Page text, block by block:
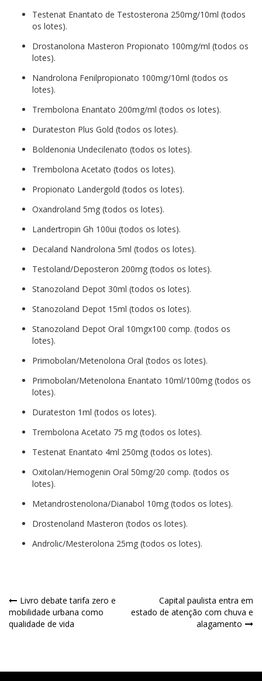
Testenat Enantato de Testosterona 250mg/10ml (todos
os lotes).
Drostanolona Masteron Propionato 100mg/ml (todos os
lotes).
Nandrolona Fenilpropionato 100mg/10ml (todos os
lotes).
Trembolona Enantato 200mg/ml (todos os lotes).
Durateston Plus Gold (todos os lotes).
Boldenonia Undecilenato (todos os lotes).
Trembolona Acetato (todos os lotes).
Propionato Landergold (todos os lotes).
Oxandroland 5mg (todos os lotes).
Landertropin Gh 100ui (todos os lotes).
Decaland Nandrolona 5ml (todos os lotes).
Testoland/Deposteron 200mg (todos os lotes).
Stanozoland Depot 30ml (todos os lotes).
Stanozoland Depot 15ml (todos os lotes).
Stanozoland Depot Oral 10mgx100 comp. (todos os
lotes).
Primobolan/Metenolona Oral (todos os lotes).
Primobolan/Metenolona Enantato 10ml/100mg (todos os
lotes).
Durateston 1ml (todos os lotes).
Trembolona Acetato 75 mg (todos os lotes).
Testenat Enantato 4ml 250mg (todos os lotes).
Oxitolan/Hemogenin Oral 50mg/20 comp. (todos os
lotes).
Metandrostenolona/Dianabol 10mg (todos os lotes).
Drostenoland Masteron (todos os lotes).
Androlic/Mesterolona 25mg (todos os lotes).
Livro debate tarifa zero e
mobilidade urbana como
qualidade de vida
Capital paulista entra em
estado de atenção com chuva e
alagamento